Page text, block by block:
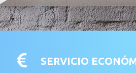

SERVICIO